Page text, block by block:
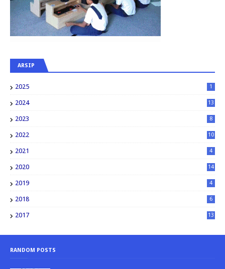
ARSIP
2025 1
2024 13
2023 8
2022 10
2021 4
2020 14
2019 4
2018 6
2017 13
RANDOM POSTS